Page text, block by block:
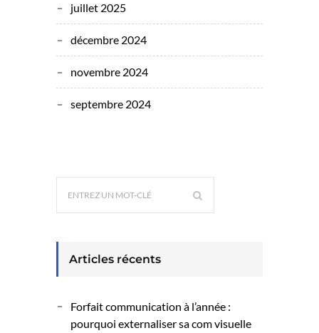
juillet 2025
décembre 2024
novembre 2024
septembre 2024
Articles récents
Forfait communication à l’année :
pourquoi externaliser sa com visuelle